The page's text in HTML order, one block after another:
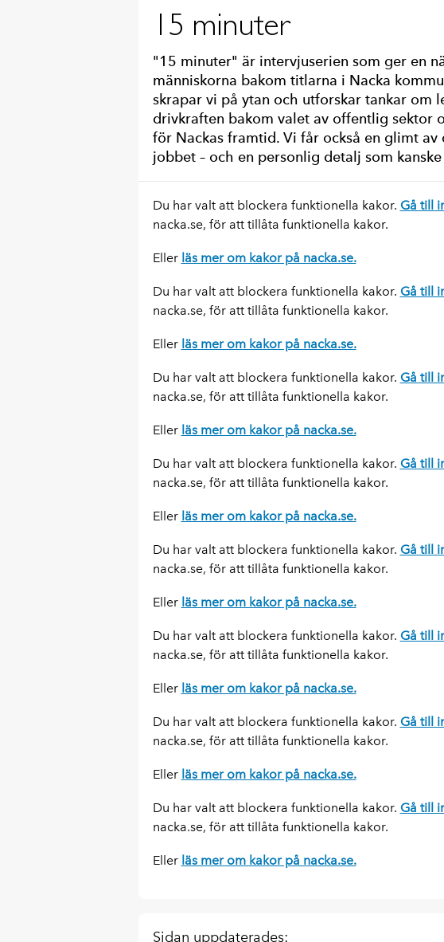
15 minuter
"15 minuter" är intervjuserien som ger en
människorna bakom titlarna i Nacka
skrapar vi på ytan och utforskar tankar om
drivkraften bakom valet av offentlig sektor
för Nackas framtid. Vi får också en glimt av
jobbet – och en personlig detalj som
Du har valt att blockera funktionella kakor. Gå till
nacka.se, för att tillåta funktionella kakor.
Eller läs mer om kakor på nacka.se.
Du har valt att blockera funktionella kakor. Gå till
nacka.se, för att tillåta funktionella kakor.
Eller läs mer om kakor på nacka.se.
Du har valt att blockera funktionella kakor. Gå till
nacka.se, för att tillåta funktionella kakor.
Eller läs mer om kakor på nacka.se.
Du har valt att blockera funktionella kakor. Gå till
nacka.se, för att tillåta funktionella kakor.
Eller läs mer om kakor på nacka.se.
Du har valt att blockera funktionella kakor. Gå till
nacka.se, för att tillåta funktionella kakor.
Eller läs mer om kakor på nacka.se.
Du har valt att blockera funktionella kakor. Gå till
nacka.se, för att tillåta funktionella kakor.
Eller läs mer om kakor på nacka.se.
Du har valt att blockera funktionella kakor. Gå till
nacka.se, för att tillåta funktionella kakor.
Eller läs mer om kakor på nacka.se.
Du har valt att blockera funktionella kakor. Gå till
nacka.se, för att tillåta funktionella kakor.
Eller läs mer om kakor på nacka.se.
Sidan uppdaterades: